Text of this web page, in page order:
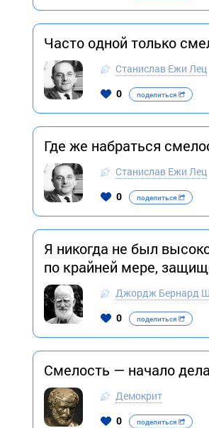
Часто одной только
Станислав Ежи Лец
0
поделиться
Где же набраться
Станислав Ежи Лец
0
поделиться
Я никогда не был
по крайней мере,
Джордж Бернард
0
поделиться
Смелость — начало
Демокрит
0
поделиться